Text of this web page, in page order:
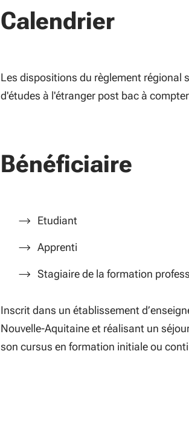
Calendrier
Les dispositions du règlement
d'études à l'étranger post bac à
Bénéficiaire
Etudiant
Apprenti
Stagiaire de la formation
Inscrit dans un établissement
Nouvelle-Aquitaine et réalisant un
son cursus en formation initiale ou